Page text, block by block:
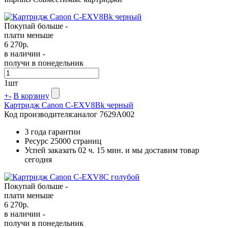
Покупай больше -
плати меньше
6 270р.
в наличии -
получи в понедельник
1шт
+- В корзину
Картридж Canon C-EXV8Bk черный
Код производителя:аналог 7629A002
3 года гарантии
Ресурс 25000 страниц
Успей заказать 02 ч. 15 мин. и мы доставим товар
сегодня
Покупай больше -
плати меньше
6 270р.
в наличии -
получи в понедельник